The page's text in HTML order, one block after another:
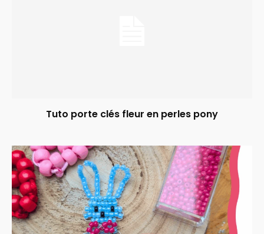
Tuto porte clés fleur en perles pony